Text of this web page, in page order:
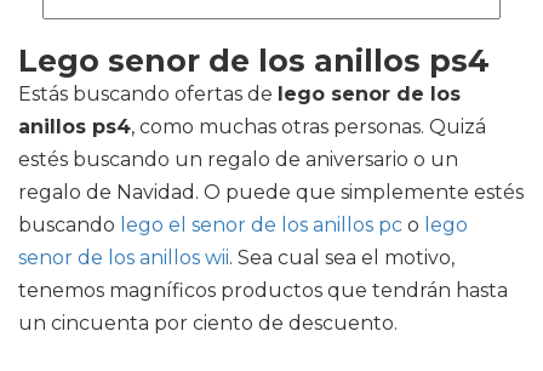
Lego senor de los anillos ps4
Estás buscando ofertas de lego senor de los
anillos ps4, como muchas otras personas. Quizá
estés buscando un regalo de aniversario o un
regalo de Navidad. O puede que simplemente estés
buscando lego el senor de los anillos pc o lego
senor de los anillos wii. Sea cual sea el motivo,
tenemos magníficos productos que tendrán hasta
un cincuenta por ciento de descuento.